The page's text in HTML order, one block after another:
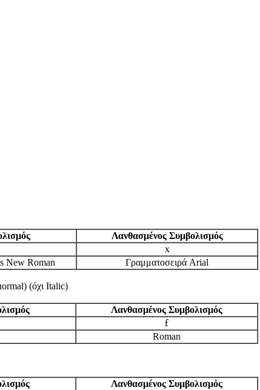
Λανθασμένος Συμβολισμός
x
New Roman
Γραμματοσειρά Arial
(όχι Italic)
Λανθασμένος Συμβολισμός
f
f
Roman
Λανθασμένος Συμβολισμός